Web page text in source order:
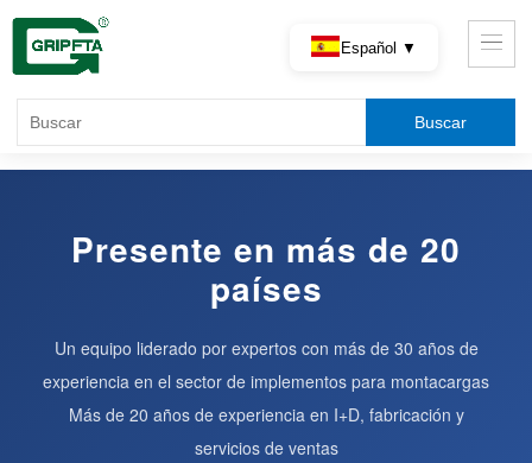
Español ▼
Presente en más de 20
países
Un equipo liderado por expertos con más de 30 años de
experiencia en el sector de implementos para montacargas
Más de 20 años de experiencia en I+D, fabricación y
servicios de ventas